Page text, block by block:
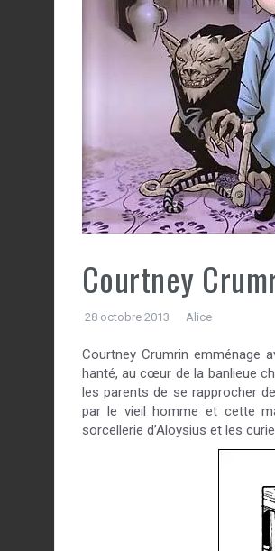
Courtney
28 octobre 2013 Alice
Courtney Crumrin emménage
hanté, au cœur de la banlieue
les parents de se rapprocher
par le vieil homme et cette
sorcellerie d’Aloysius et les